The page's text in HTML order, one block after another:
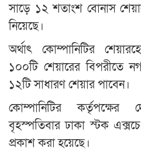
সাড়ে ১২ শতাংশ বোনাস
নিয়েছে।
অর্থাৎ কোম্পানিটির
১০০টি শেয়ারের বিপরীতে
১২টি সাধারণ শেয়ার পাবেন।
কোম্পানিটির কর্তৃপক্ষের
বৃহস্পতিবার ঢাকা স্টক
প্রকাশ করা হয়েছে।